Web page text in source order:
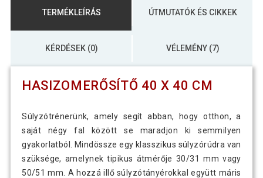
TERMÉKLEÍRÁS ÚTMUTATÓK ÉS CIKKEK
KÉRDÉSEK (0) VÉLEMÉNY (7)
HASIZOMERŐSÍTŐ 40 X 40 CM
Súlyzótrénerünk, amely segít abban, hogy otthon, a
saját négy fal között se maradjon ki semmilyen
gyakorlatból. Mindössze egy klasszikus súlyzórúdra van
szüksége, amelynek tipikus átmérője 30/31 mm vagy
50/51 mm. A hozzá illő súlyzótányérokkal együtt máris